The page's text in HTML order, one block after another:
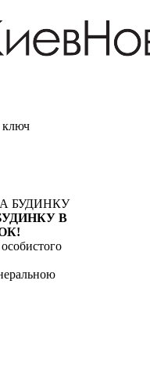
ключ
БУДИНКУ
В
особистого